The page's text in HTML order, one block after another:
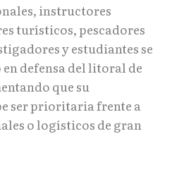
instructores
turísticos, pescadores
y estudiantes se
defensa del litoral de
que su
ser prioritaria frente a
o logísticos de gran